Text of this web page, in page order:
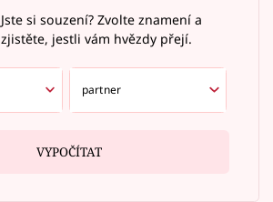
Jste si souzení? Zvolte znamení a
zjistěte, jestli vám hvězdy přejí.
VYPOČÍTAT